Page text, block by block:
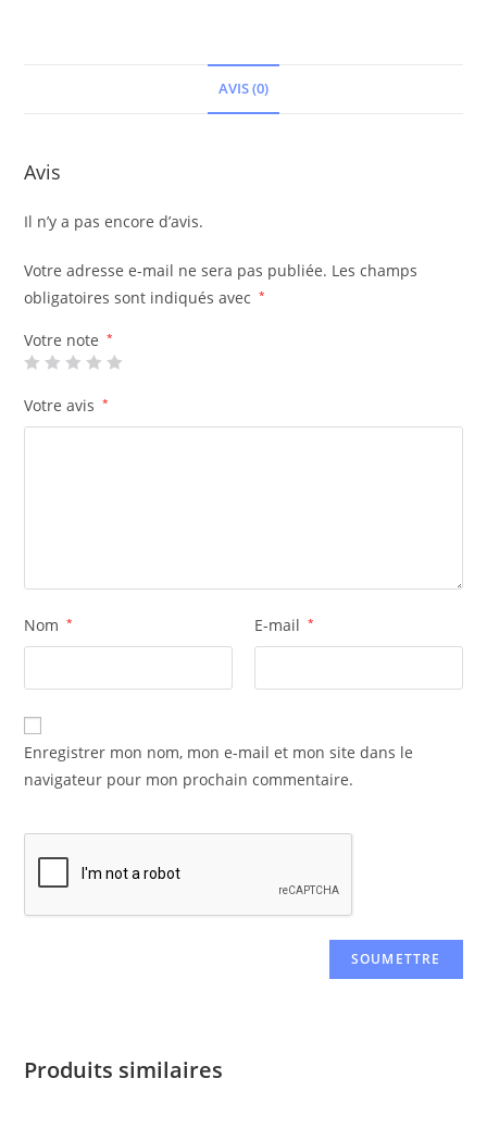
AVIS (0)
Avis
Il n’y a pas encore d’avis.
Votre adresse e-mail ne sera pas publiée. Les champs
obligatoires sont indiqués avec
*
Votre note *
Votre avis *
Nom * E-mail *
Enregistrer mon nom, mon e-mail et mon site dans le
navigateur pour mon prochain commentaire.
Produits similaires